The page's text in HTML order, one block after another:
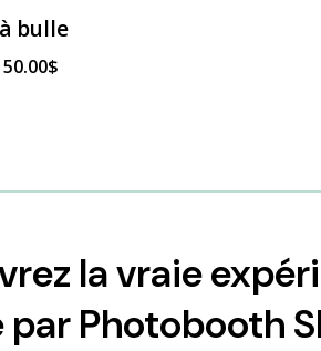
bulle
50.00$
la vraie
Photobooth